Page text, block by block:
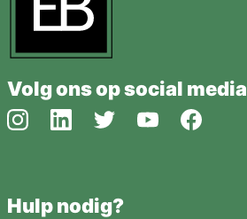
Volg ons op social media
Hulp nodig?